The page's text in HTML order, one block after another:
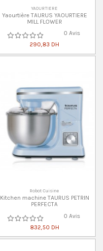
YAOURTIERE
Yaourtière TAURUS YAOURTIERE
MILL FLOWER
0 Avis
290,83 DH
Robot Cuisine
Kitchen machine TAURUS PETRIN
PERFECTA
0 Avis
832,50 DH